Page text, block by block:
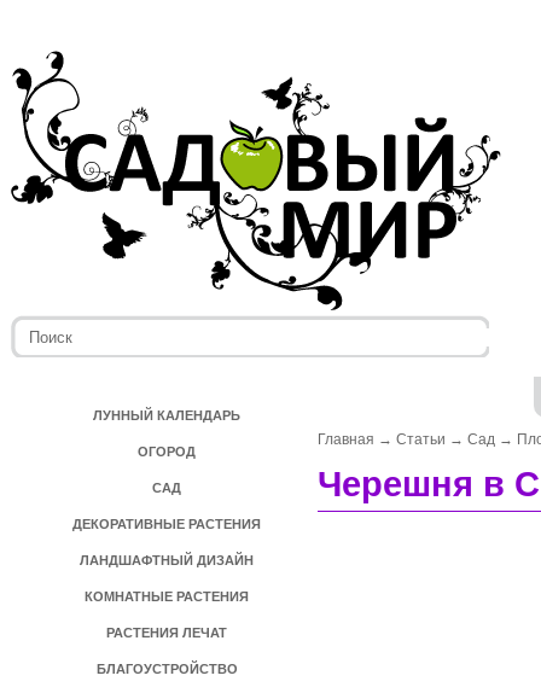
ЛУННЫЙ КАЛЕНДАРЬ
ОГОРОД
САД
ДЕКОРАТИВНЫЕ РАСТЕНИЯ
ЛАНДШАФТНЫЙ ДИЗАЙН
КОМНАТНЫЕ РАСТЕНИЯ
РАСТЕНИЯ ЛЕЧАТ
БЛАГОУСТРОЙСТВО
Главная → Статьи → Сад →
Черешня в